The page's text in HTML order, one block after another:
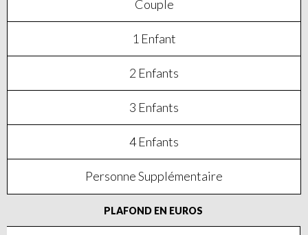
Couple
1 Enfant
2 Enfants
3 Enfants
4 Enfants
Personne Supplémentaire
PLAFOND EN EUROS